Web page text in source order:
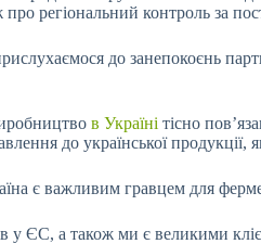
регіональний контроль за
до занепокоєнь
в Україні тісно
до української продукції,
є важливим гравцем для
у ЄС, а також ми є великими